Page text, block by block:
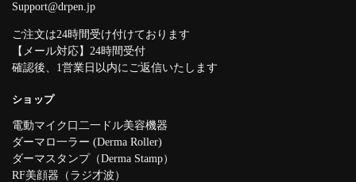
Support@drpen.jp
ご注文は24時間受け付けております
【メール対応】24時間受付
確認後、1営業日以内にご返信いたします
ショップ
電動マイク口二一ドル美容機器
ダーマロ一ラー (Derma Roller)
ダーマスタンプ（Derma Stamp）
RF美顔器（ラジ才波）